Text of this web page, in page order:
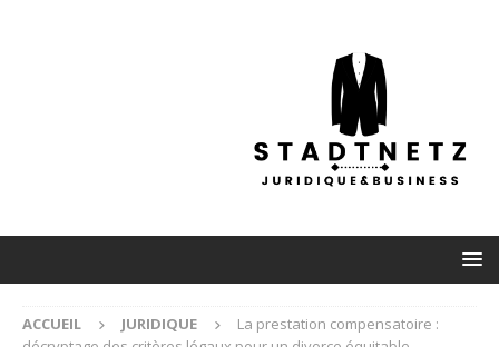
ACCUEIL JURIDIQUE
La prestation compensatoire :